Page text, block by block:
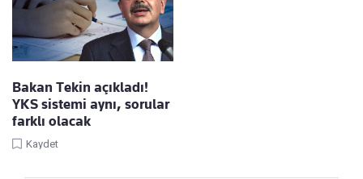
Bakan Tekin açıkladı!
YKS sistemi aynı, sorular
farklı olacak
Kaydet